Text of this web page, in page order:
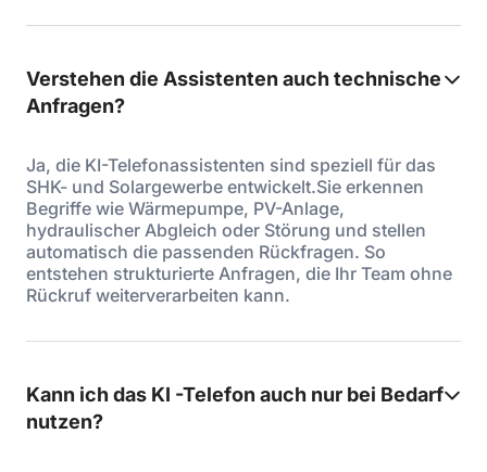
Verstehen die Assistenten auch technische
Anfragen?
Ja, die KI-Telefonassistenten sind speziell für das
SHK- und Solargewerbe entwickelt.Sie erkennen
Begriffe wie Wärmepumpe, PV-Anlage,
hydraulischer Abgleich oder Störung und stellen
automatisch die passenden Rückfragen. So
entstehen strukturierte Anfragen, die Ihr Team ohne
Rückruf weiterverarbeiten kann.
Kann ich das KI -Telefon auch nur bei Bedarf
nutzen?